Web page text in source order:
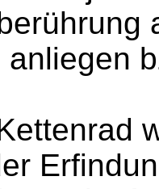
anliegen